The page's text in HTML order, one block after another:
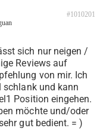
#1010201
sich nur neigen /
Reviews auf
von mir. Ich
schlank und kann
Position eingehen.
möchte und/oder
gut bedient. = )